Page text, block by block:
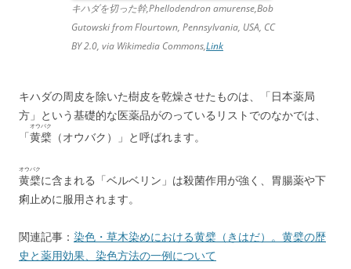
キハダを切った幹,Phellodendron amurense,Bob
Gutowski from Flourtown, Pennsylvania, USA, CC
BY 2.0, via Wikimedia Commons,Link
キハダの周皮を除いた樹皮を乾燥させたものは、「日本薬局
方」という基礎的な医薬品がのっているリストでのなかでは、
「黄檗
オウバク
（オウバク）」と呼ばれます。
黄檗
オウバク
に含まれる「ベルベリン」は殺菌作用が強く、胃腸薬や下
痢止めに服用されます。
関連記事： 染色・草木染めにおける黄檗（きはだ）。黄檗の歴
史と薬用効果、染色方法の一例について